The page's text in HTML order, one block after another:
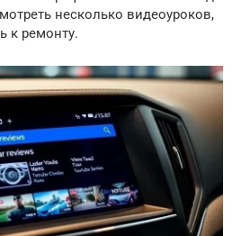
несколько видеоуроков,
к ремонту.